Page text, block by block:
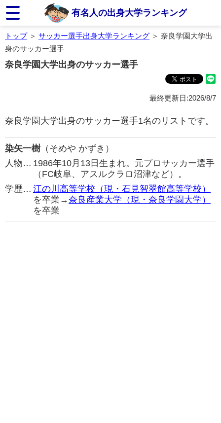
有名人の出身大学ランキング
トップ＞ サッカー選手出身大学ランキング ＞ 奈良学園大学出
身のサッカー選手
奈良学園大学出身のサッカー選手
最終更新日:2026/8/7
奈良学園大学出身のサッカー選手1名のリストです。
染矢一樹（そめや かずき）
人物… 1986年10月13日生まれ。元プロサッカー選手
（FC岐阜、アスルクラロ沼津など）。
学歴… 江の川高等学校（現・石見智翠館高等学校）
を卒業→奈良産業大学（現・奈良学園大学）
を卒業